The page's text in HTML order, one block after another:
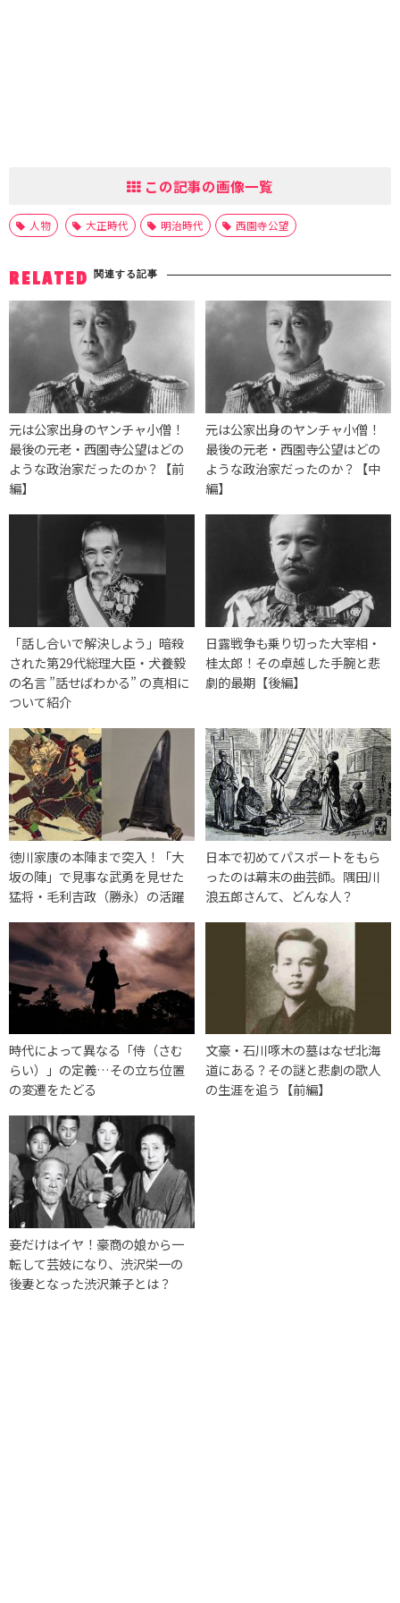
この記事の画像一覧
人物 大正時代 明治時代 西園寺公望
RELATED 関連する記事
元は公家出身のヤンチャ小僧！
最後の元老・西園寺公望はどの
ような政治家だったのか？【前
編】
元は公家出身のヤンチャ小僧！
最後の元老・西園寺公望はどの
ような政治家だったのか？【中
編】
「話し合いで解決しよう」暗殺
された第29代総理大臣・犬養毅
の名言 ”話せばわかる” の真相に
ついて紹介
日露戦争も乗り切った大宰相・
桂太郎！その卓越した手腕と悲
劇的最期【後編】
徳川家康の本陣まで突入！「大
坂の陣」で見事な武勇を見せた
猛将・毛利吉政（勝永）の活躍
日本で初めてパスポートをもら
ったのは幕末の曲芸師。隅田川
浪五郎さんて、どんな人？
時代によって異なる「侍（さむ
らい）」の定義…その立ち位置
の変遷をたどる
文豪・石川啄木の墓はなぜ北海
道にある？その謎と悲劇の歌人
の生涯を追う【前編】
妾だけはイヤ！豪商の娘から一
転して芸妓になり、渋沢栄一の
後妻となった渋沢兼子とは？